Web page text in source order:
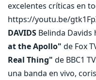
excelentes críticas en
https://youtu.be/
DAVIDS Belinda
at the Apollo" de Fox
Real Thing" de BBC1
una banda en vivo,